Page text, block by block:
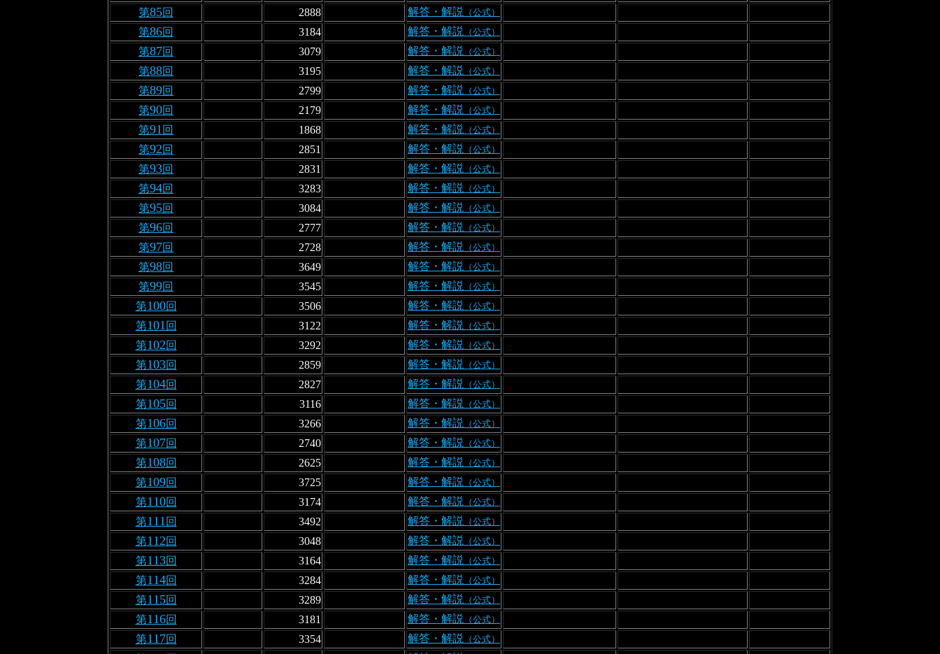
第85回 2888 解答・解説 （公式）
第86回 3184 解答・解説 （公式）
第87回 3079 解答・解説 （公式）
第88回 3195 解答・解説 （公式）
第89回 2799 解答・解説 （公式）
第90回 2179 解答・解説 （公式）
第91 回 1868 解答・解説 （公式）
第92回 2851 解答・解説 （公式）
第93回 2831 解答・解説 （公式）
第94回 3283 解答・解説 （公式）
第95回 3084 解答・解説 （公式）
第96回 2777 解答・解説 （公式）
第97回 2728 解答・解説 （公式）
第98回 3649 解答・解説 （公式）
第99回 3545 解答・解説 （公式）
第100回 3506 解答・解説 （公式）
第101 回 3122 解答・解説 （公式）
第102回 3292 解答・解説 （公式）
第103回 2859 解答・解説 （公式）
第104回 2827 解答・解説 （公式）
第105回 3116 解答・解説 （公式）
第106回 3266 解答・解説 （公式）
第107回 2740 解答・解説 （公式）
第108回 2625 解答・解説 （公式）
第109回 3725 解答・解説 （公式）
第110回 3174 解答・解説 （公式）
第111 回 3492 解答・解説 （公式）
第112回 3048 解答・解説 （公式）
第113回 3164 解答・解説 （公式）
第114回 3284 解答・解説 （公式）
第115回 3289 解答・解説 （公式）
第116回 3181 解答・解説 （公式）
第117回 3354 解答・解説 （公式）